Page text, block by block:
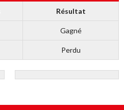
Résultat
Gagné
Perdu